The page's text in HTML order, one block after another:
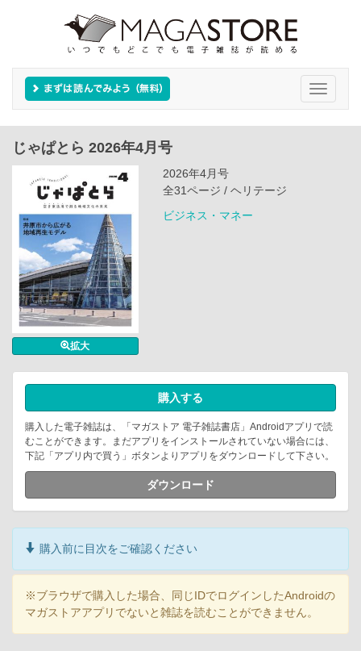
Toggle
じゃぱとら 2026年4月号
拡大
2026年4月号
全31ページ / ヘリテージ
ビジネス・マネー
購入する
購入した電子雑誌は、「マガストア 電子雑誌書店」Androidアプリで読
むことができます。まだアプリをインストールされていない場合には、
下記「アプリ内で買う」ボタンよりアプリをダウンロードして下さい。
ダウンロード
購入前に目次をご確認ください
※ブラウザで購入した場合、同じIDでログインしたAndroidの
マガストアアプリでないと雑誌を読むことができません。